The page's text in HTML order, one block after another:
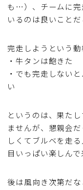
も…）、チームに完
いるのは良いことだ
完走しようという動
・牛タンは飽きた
・でも完走しない
い
というのは、果た
ませんが、懇親会
しくてブルベを走
目いっぱい楽しんで
後は風向き次第だ